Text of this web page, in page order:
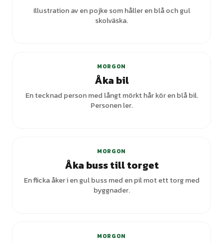
Illustration av en pojke som håller en blå och gul
skolväska.
MORGON
Åka bil
En tecknad person med långt mörkt hår kör en blå bil.
Personen ler.
MORGON
Åka buss till torget
En flicka åker i en gul buss med en pil mot ett torg med
byggnader.
MORGON